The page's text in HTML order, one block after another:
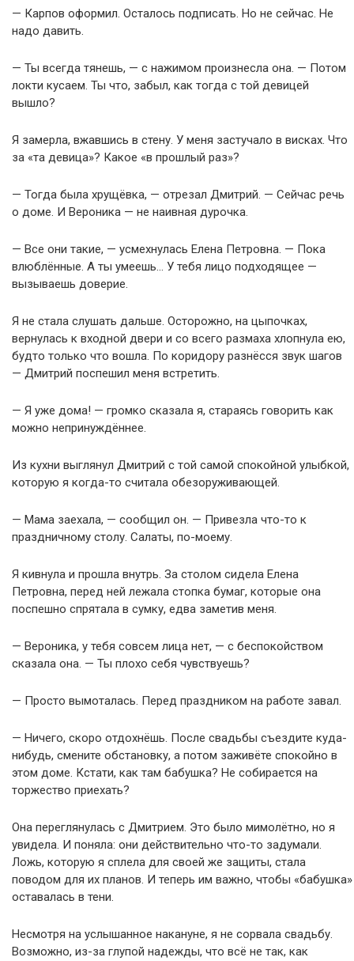
— Карпов оформил. Осталось подписать. Но не сейчас. Не
надо давить.
— Ты всегда тянешь, — с нажимом произнесла она. — Потом
локти кусаем. Ты что, забыл, как тогда с той девицей
вышло?
Я замерла, вжавшись в стену. У меня застучало в висках. Что
за «та девица»? Какое «в прошлый раз»?
— Тогда была хрущёвка, — отрезал Дмитрий. — Сейчас речь
о доме. И Вероника — не наивная дурочка.
— Все они такие, — усмехнулась Елена Петровна. — Пока
влюблённые. А ты умеешь… У тебя лицо подходящее —
вызываешь доверие.
Я не стала слушать дальше. Осторожно, на цыпочках,
вернулась к входной двери и со всего размаха хлопнула ею,
будто только что вошла. По коридору разнёсся звук шагов
— Дмитрий поспешил меня встретить.
— Я уже дома! — громко сказала я, стараясь говорить как
можно непринуждённее.
Из кухни выглянул Дмитрий с той самой спокойной улыбкой,
которую я когда-то считала обезоруживающей.
— Мама заехала, — сообщил он. — Привезла что-то к
праздничному столу. Салаты, по-моему.
Я кивнула и прошла внутрь. За столом сидела Елена
Петровна, перед ней лежала стопка бумаг, которые она
поспешно спрятала в сумку, едва заметив меня.
— Вероника, у тебя совсем лица нет, — с беспокойством
сказала она. — Ты плохо себя чувствуешь?
— Просто вымоталась. Перед праздником на работе завал.
— Ничего, скоро отдохнёшь. После свадьбы съездите куда-
нибудь, смените обстановку, а потом заживёте спокойно в
этом доме. Кстати, как там бабушка? Не собирается на
торжество приехать?
Она переглянулась с Дмитрием. Это было мимолётно, но я
увидела. И поняла: они действительно что-то задумали.
Ложь, которую я сплела для своей же защиты, стала
поводом для их планов. И теперь им важно, чтобы «бабушка»
оставалась в тени.
Несмотря на услышанное накануне, я не сорвала свадьбу.
Возможно, из-за глупой надежды, что всё не так, как